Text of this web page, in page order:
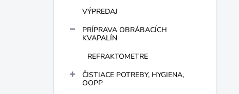
VÝPREDAJ
PRÍPRAVA OBRÁBACÍCH
KVAPALÍN
REFRAKTOMETRE
ČISTIACE POTREBY, HYGIENA,
OOPP